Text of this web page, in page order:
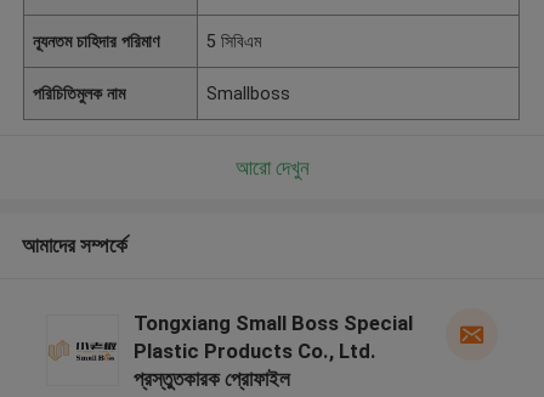
ন্যূনতম চাহিদার পরিমাণ 5 সিবিএম
পরিচিতিমুলক নাম Smallboss
আরো দেখুন
আমাদের সম্পর্কে
Tongxiang Small Boss Special
Plastic Products Co., Ltd.
প্রস্তুতকারক প্রোফাইল